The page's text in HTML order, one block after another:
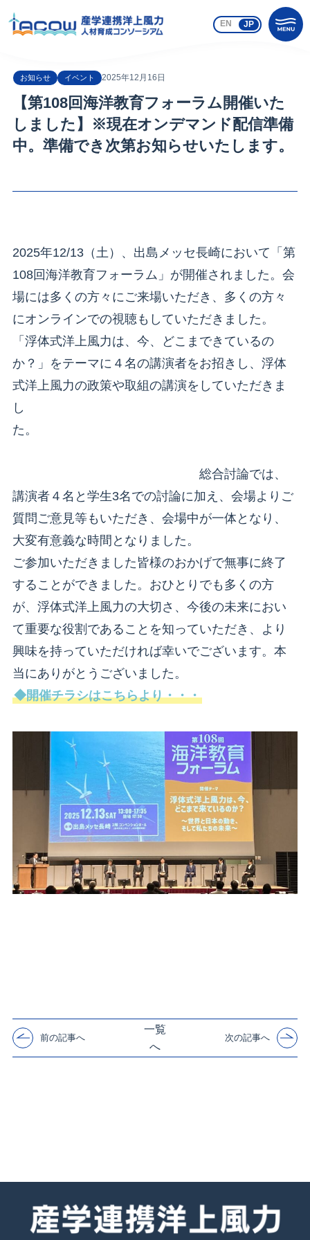
EN JP
お知らせ イベント 2025年12月16日
【第108回海洋教育フォーラム開催いた
しました】※現在オンデマンド配信準備
中。準備でき次第お知らせいたします。
2025年12/13（土）、出島メッセ長崎において「第
108回海洋教育フォーラム」が開催されました。会
場には多くの方々にご来場いただき、多くの方々
にオンラインでの視聴もしていただきました。
「浮体式洋上風力は、今、どこまできているの
か？」をテーマに４名の講演者をお招きし、浮体
式洋上風力の政策や取組の講演をしていただきま
し
た。
総合討論では、
講演者４名と学生3名での討論に加え、会場よりご
質問ご意見等もいただき、会場中が一体となり、
大変有意義な時間となりました。
ご参加いただきました皆様のおかげで無事に終了
することができました。おひとりでも多くの方
が、浮体式洋上風力の大切さ、今後の未来におい
て重要な役割であることを知っていただき、より
興味を持っていただければ幸いでございます。本
当にありがとうございました。
◆開催チラシはこちらより・・・
前の記事へ
一覧
へ
次の記事へ